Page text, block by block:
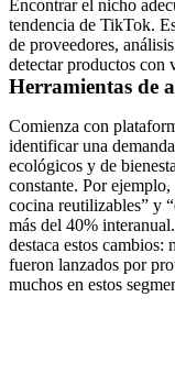
Encontrar el nicho
tendencia de TikTok.
de proveedores,
detectar productos con
Herramientas de
Comienza con
identificar una
ecológicos y de
constante. Por
cocina reutilizables” y
más del 40%
destaca estos cambios:
fueron lanzados por
muchos en estos